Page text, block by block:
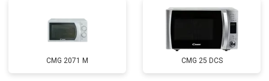
CMG 2071 M CMG 25 DCS